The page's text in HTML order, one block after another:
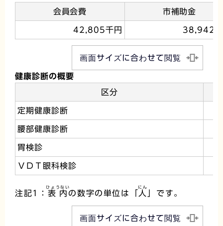
会員会費
市補助金
42,805千円 38,942
画面サイズに合わせて閲覧
健康診断の概要
区分
定期健康診断
腰部健康診断
胃検診
ＶＤＴ眼科検診
注記1： 表内
ひょうない
の数字の単位は「 人
にん
」です。
画面サイズに合わせて閲覧